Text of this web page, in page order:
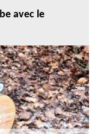
avec le